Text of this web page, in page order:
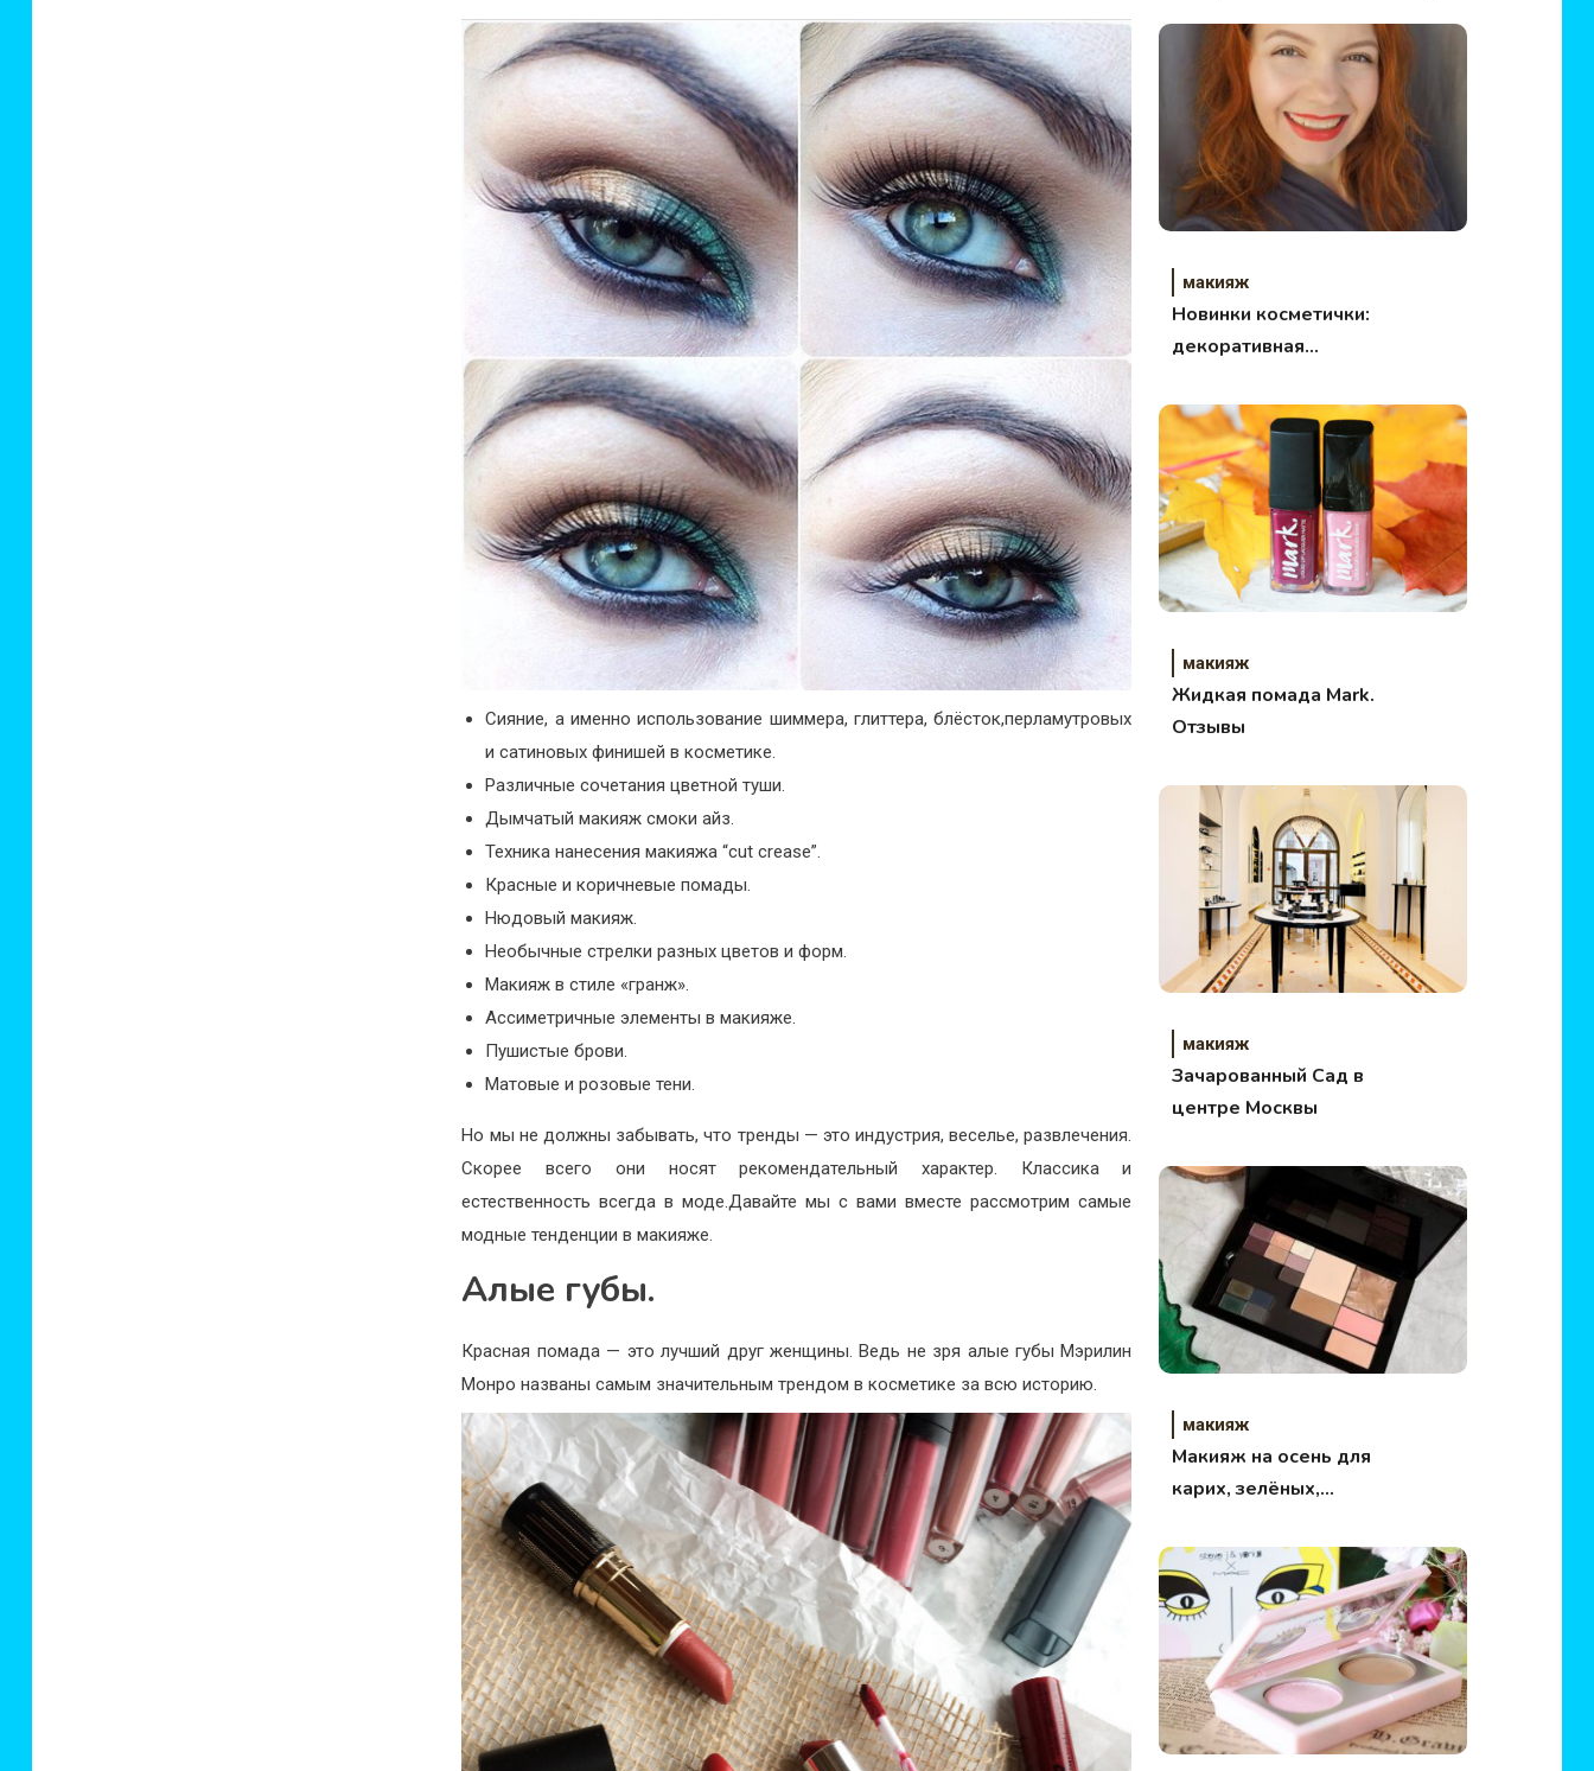
Сияние, а именно использование шиммера, глиттера, блёсток,перламутровых
и сатиновых финишей в косметике.
Различные сочетания цветной туши.
Дымчатый макияж смоки айз.
Техника нанесения макияжа “cut crease”.
Красные и коричневые помады.
Нюдовый макияж.
Необычные стрелки разных цветов и форм.
Макияж в стиле «гранж».
Ассиметричные элементы в макияже.
Пушистые брови.
Матовые и розовые тени.
Но мы не должны забывать, что тренды — это индустрия, веселье, развлечения.
Скорее всего они носят рекомендательный характер. Классика и
естественность всегда в моде.Давайте мы с вами вместе рассмотрим самые
модные тенденции в макияже.
Алые губы.
Красная помада — это лучший друг женщины. Ведь не зря алые губы Мэрилин
Монро названы самым значительным трендом в косметике за всю историю.
макияж
Новинки косметички:
декоративная
Essence
макияж
Жидкая помада Mark.
Отзывы
макияж
Зачарованный Сад в
центре Москвы
макияж
Макияж на осень для
карих, зелёных,
глаз.